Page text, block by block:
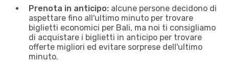
Prenota in anticipo: alcune persone decidono di
aspettare fino all'ultimo minuto per trovare
biglietti economici per Bali, ma noi ti consigliamo
di acquistare i biglietti in anticipo per trovare
offerte migliori ed evitare sorprese dell'ultimo
minuto.